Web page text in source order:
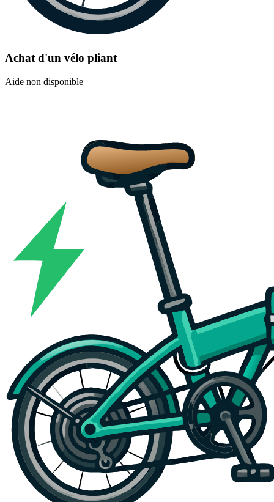
Achat d'un vélo pliant
Aide non disponible